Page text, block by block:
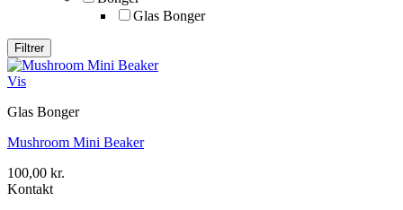
Glas Bonger
Filtrer
Vis
Glas Bonger
Mushroom Mini Beaker
100,00 kr.
Kontakt